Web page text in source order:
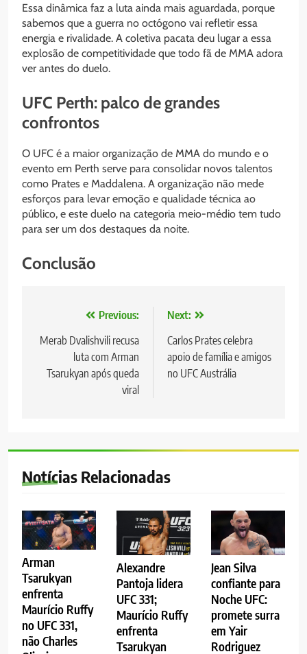
Essa dinâmica faz a luta ainda mais aguardada, porque
sabemos que a guerra no octógono vai refletir essa
energia e rivalidade. A coletiva pacata deu lugar a essa
explosão de competitividade que todo fã de MMA adora
ver antes do duelo.
UFC Perth: palco de grandes
confrontos
O UFC é a maior organização de MMA do mundo e o
evento em Perth serve para consolidar novos talentos
como Prates e Maddalena. A organização não mede
esforços para levar emoção e qualidade técnica ao
público, e este duelo na categoria meio-médio tem tudo
para ser um dos destaques da noite.
Conclusão
Navegação
de
Post
Previous:
Merab Dvalishvili recusa
luta com Arman
Tsarukyan após queda
viral
Next:
Carlos Prates celebra
apoio de família e amigos
no UFC Austrália
Notícias Relacionadas
Arman
Tsarukyan
enfrenta
Maurício Ruffy
no UFC 331,
não Charles
Alexandre
Pantoja lidera
UFC 331;
Maurício Ruffy
enfrenta
Tsarukyan
Jean Silva
confiante para
Noche UFC:
promete surra
em Yair
Rodriguez